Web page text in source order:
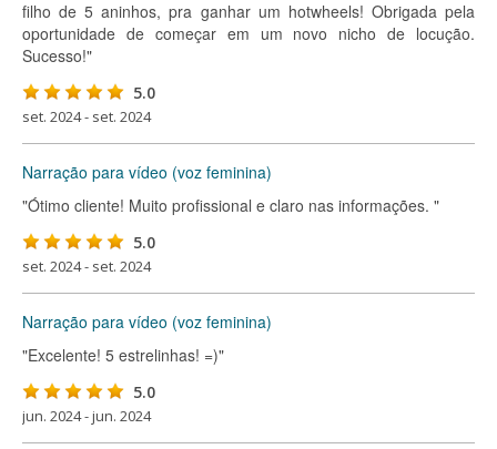
filho de 5 aninhos, pra ganhar um hotwheels! Obrigada pela
oportunidade de começar em um novo nicho de locução.
Sucesso!"
5.0
set. 2024 - set. 2024
Narração para vídeo (voz feminina)
"Ótimo cliente! Muito profissional e claro nas informações. "
5.0
set. 2024 - set. 2024
Narração para vídeo (voz feminina)
"Excelente! 5 estrelinhas! =)"
5.0
jun. 2024 - jun. 2024